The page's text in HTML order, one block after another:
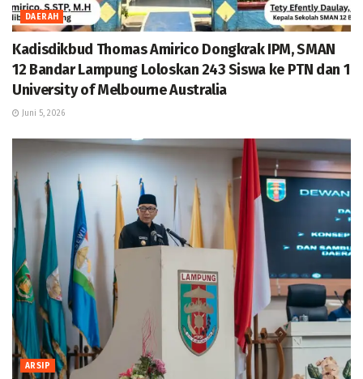
DAERAH
Kadisdikbud Thomas Amirico Dongkrak IPM, SMAN
12 Bandar Lampung Loloskan 243 Siswa ke PTN dan 1
University of Melbourne Australia
Juni 5, 2026
ARSIP